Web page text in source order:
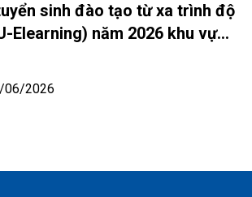
sinh đào tạo từ xa trình độ
Elearning) năm 2026 khu vực
06/2026